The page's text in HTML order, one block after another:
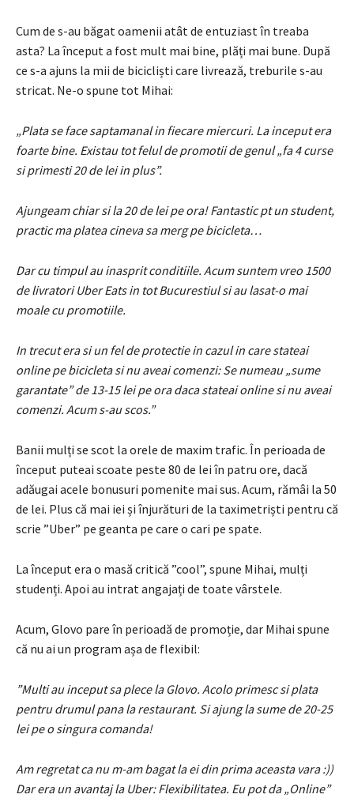
Cum de s-au băgat oamenii atât de entuziast în treaba
asta? La început a fost mult mai bine, plăți mai bune. După
ce s-a ajuns la mii de bicicliști care livrează, treburile s-au
stricat. Ne-o spune tot Mihai:
„Plata se face saptamanal in fiecare miercuri. La inceput era
foarte bine. Existau tot felul de promotii de genul „fa 4 curse
si primesti 20 de lei in plus”.
Ajungeam chiar si la 20 de lei pe ora! Fantastic pt un student,
practic ma platea cineva sa merg pe bicicleta…
Dar cu timpul au inasprit conditiile. Acum suntem vreo 1500
de livratori Uber Eats in tot Bucurestiul si au lasat-o mai
moale cu promotiile.
In trecut era si un fel de protectie in cazul in care stateai
online pe bicicleta si nu aveai comenzi: Se numeau „sume
garantate” de 13-15 lei pe ora daca stateai online si nu aveai
comenzi. Acum s-au scos.”
Banii mulți se scot la orele de maxim trafic. În perioada de
început puteai scoate peste 80 de lei în patru ore, dacă
adăugai acele bonusuri pomenite mai sus. Acum, rămâi la 50
de lei. Plus că mai iei și înjurături de la taximetriști pentru că
scrie ”Uber” pe geanta pe care o cari pe spate.
La început era o masă critică ”cool”, spune Mihai, mulți
studenți. Apoi au intrat angajați de toate vârstele.
Acum, Glovo pare în perioadă de promoție, dar Mihai spune
că nu ai un program așa de flexibil:
”Multi au inceput sa plece la Glovo. Acolo primesc si plata
pentru drumul pana la restaurant. Si ajung la sume de 20-25
lei pe o singura comanda!
Am regretat ca nu m-am bagat la ei din prima aceasta vara :))
Dar era un avantaj la Uber: Flexibilitatea. Eu pot da „Online”